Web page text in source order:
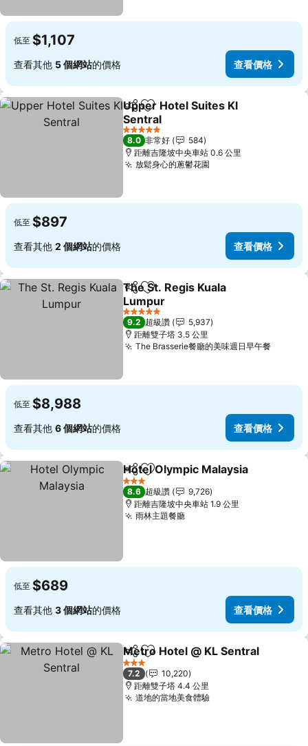
低至 $1,107
查看其他 5 個網站的價格 查看價格
分享 加入我的最愛
Upper Hotel Suites Kl
Sentral
5 星級
8.0 非常好
584
距離吉隆坡中央車站 0.6 公里
放鬆身心的蔥鬱花園
低至 $897
查看其他 2 個網站的價格 查看價格
分享 加入我的最愛
The St. Regis Kuala
Lumpur
5 星級
9.2 超級讚
5,937
距離雙子塔 3.5 公里
The Brasserie餐廳的美味週日早午餐
低至 $8,988
查看其他 6 個網站的價格 查看價格
分享 加入我的最愛
Hotel Olympic Malaysia
3 星級
8.6 超級讚
9,726
距離吉隆坡中央車站 1.9 公里
雨林主題餐廳
低至 $689
查看其他 3 個網站的價格 查看價格
分享 加入我的最愛
Metro Hotel @ KL Sentral
3 星級
7.2
10,220
距離雙子塔 4.4 公里
道地的當地美食體驗